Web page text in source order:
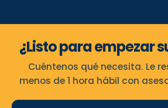
¿Listo para empezar
Cuéntenos qué necesita. Le
menos de 1 hora hábil con